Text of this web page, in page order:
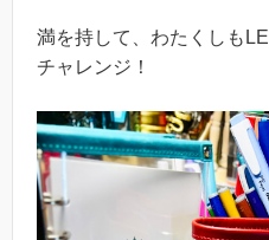
満を持して、わたくしも
チャレンジ！